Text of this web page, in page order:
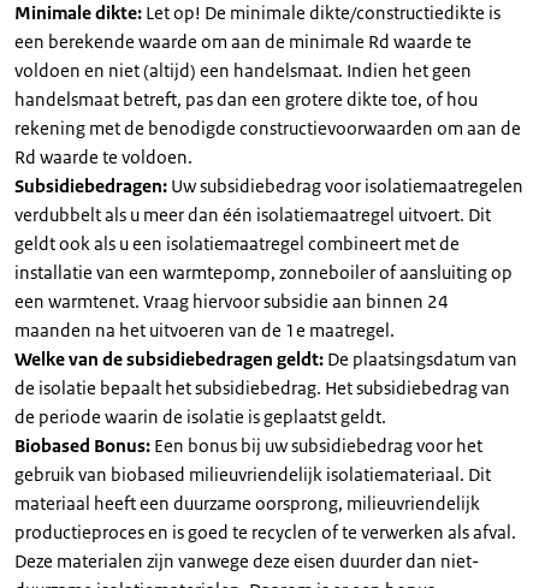
Minimale dikte: Let op! De minimale dikte/constructiedikte is
een berekende waarde om aan de minimale Rd waarde te
voldoen en niet (altijd) een handelsmaat. Indien het geen
handelsmaat betreft, pas dan een grotere dikte toe, of hou
rekening met de benodigde constructievoorwaarden om aan de
Rd waarde te voldoen.
Subsidiebedragen: Uw subsidiebedrag voor isolatiemaatregelen
verdubbelt als u meer dan één isolatiemaatregel uitvoert. Dit
geldt ook als u een isolatiemaatregel combineert met de
installatie van een warmtepomp, zonneboiler of aansluiting op
een warmtenet. Vraag hiervoor subsidie aan binnen 24
maanden na het uitvoeren van de 1e maatregel.
Welke van de subsidiebedragen geldt: De plaatsingsdatum van
de isolatie bepaalt het subsidiebedrag. Het subsidiebedrag van
de periode waarin de isolatie is geplaatst geldt.
Biobased Bonus: Een bonus bij uw subsidiebedrag voor het
gebruik van biobased milieuvriendelijk isolatiemateriaal. Dit
materiaal heeft een duurzame oorsprong, milieuvriendelijk
productieproces en is goed te recyclen of te verwerken als afval.
Deze materialen zijn vanwege deze eisen duurder dan niet-